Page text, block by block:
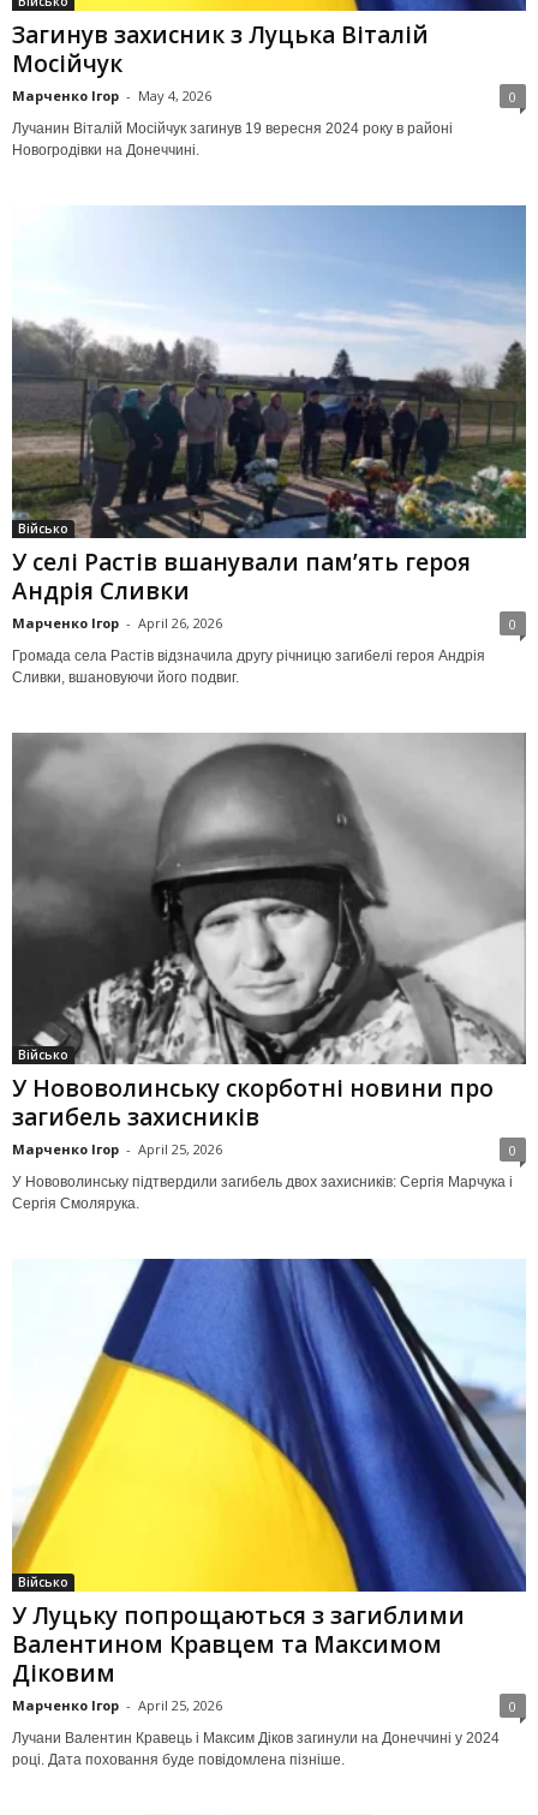
Загинув захисник з Луцька Віталій
Мосійчук
Марченко Ігор - May 4, 2026 0
Лучанин Віталій Мосійчук загинув 19 вересня 2024 року в районі
Новогродівки на Донеччині.
Військо
У селі Растів вшанували пам’ять героя
Андрія Сливки
Марченко Ігор - April 26, 2026 0
Громада села Растів відзначила другу річницю загибелі героя Андрія
Сливки, вшановуючи його подвиг.
Військо
У Нововолинську скорботні новини про
загибель захисників
Марченко Ігор - April 25, 2026 0
У Нововолинську підтвердили загибель двох захисників: Сергія Марчука і
Сергія Смолярука.
Військо
У Луцьку попрощаються з загиблими
Валентином Кравцем та Максимом
Діковим
Марченко Ігор - April 25, 2026 0
Лучани Валентин Кравець і Максим Діков загинули на Донеччині у 2024
році. Дата поховання буде повідомлена пізніше.